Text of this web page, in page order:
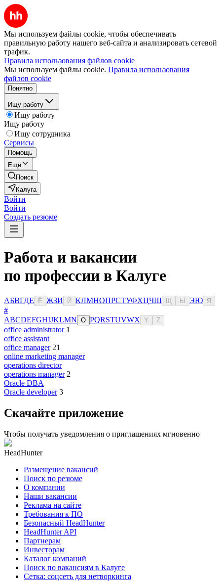
Мы используем файлы cookie, чтобы обеспечивать
правильную работу нашего веб-сайта и анализировать сетевой
трафик.
Правила использования файлов cookie
Мы используем файлы cookie. Правила использования
файлов cookie
Понятно
Ищу работу
Ищу работу
Ищу работу
Ищу сотрудника
Сервисы
Помощь
Ещё
Поиск
Калуга
Войти
Войти
Создать резюме
Работа и вакансии
по профессии в Калуге
АБВГДЕ Ё ЖЗИ Й КЛМНОПРСТУФХЦЧШ Ы ЭЮ Я
#
ABCDEFGHIJKLMN O PQRSTUVWX Y Z
office administrator 1
office assistant
office manager 21
online marketing manager
operations director
operations manager 2
Oracle DBA
Oracle developer 3
Скачайте приложение
Чтобы получать уведомления о приглашениях мгновенно
HeadHunter
Размещение вакансий
Поиск по резюме
О компании
Наши вакансии
Реклама на сайте
Требования к ПО
Безопасный HeadHunter
HeadHunter API
Партнерам
Инвесторам
Каталог компаний
Поиск по вакансиям в Калуге
Сетка: соцсеть для нетворкинга